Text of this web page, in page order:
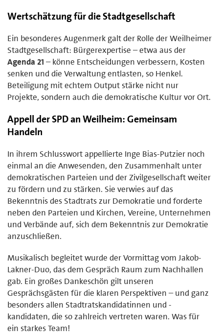
Wertschätzung für die Stadtgesellschaft
Ein besonderes Augenmerk galt der Rolle der Weilheimer
Stadtgesellschaft: Bürgerexpertise – etwa aus der
Agenda 21 – könne Entscheidungen verbessern, Kosten
senken und die Verwaltung entlasten, so Henkel.
Beteiligung mit echtem Output stärke nicht nur
Projekte, sondern auch die demokratische Kultur vor Ort.
Appell der SPD an Weilheim: Gemeinsam
Handeln
In ihrem Schlusswort appellierte Inge Bias-Putzier noch
einmal an die Anwesenden, den Zusammenhalt unter
demokratischen Parteien und der Zivilgesellschaft weiter
zu fördern und zu stärken. Sie verwies auf das
Bekenntnis des Stadtrats zur Demokratie und forderte
neben den Parteien und Kirchen, Vereine, Unternehmen
und Verbände auf, sich dem Bekenntnis zur Demokratie
anzuschließen.
Musikalisch begleitet wurde der Vormittag vom Jakob-
Lakner-Duo, das dem Gespräch Raum zum Nachhallen
gab. Ein großes Dankeschön gilt unseren
Gesprächsgästen für die klaren Perspektiven – und ganz
besonders allen Stadtratskandidatinnen und -
kandidaten, die so zahlreich vertreten waren. Was für
ein starkes Team!